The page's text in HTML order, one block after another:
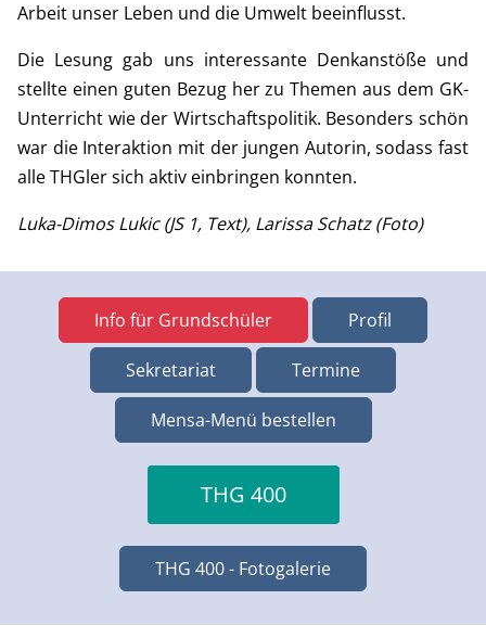
Arbeit unser Leben und die Umwelt beeinflusst.
Die Lesung gab uns interessante Denkanstöße und
stellte einen guten Bezug her zu Themen aus dem GK-
Unterricht wie der Wirtschaftspolitik. Besonders schön
war die Interaktion mit der jungen Autorin, sodass fast
alle THGler sich aktiv einbringen konnten.
Luka-Dimos Lukic (JS 1, Text), Larissa Schatz (Foto)
Info für Grundschüler Profil
Sekretariat Termine
Mensa-Menü bestellen
THG 400
THG 400 - Fotogalerie